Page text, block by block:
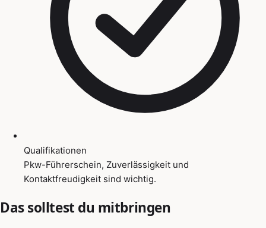
Qualifikationen
Pkw-Führerschein, Zuverlässigkeit und
Kontaktfreudigkeit sind wichtig.
Das solltest du mitbringen